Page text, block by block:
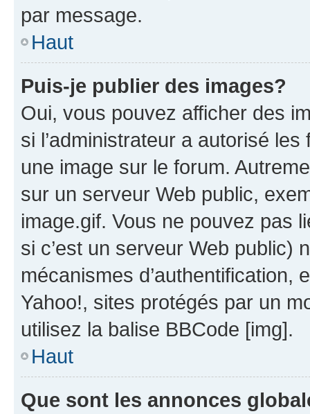
par message.
Haut
Puis-je publier des images?
Oui, vous pouvez afficher des
si l’administrateur a autorisé
une image sur le forum.
sur un serveur Web public,
image.gif. Vous ne pouvez pas
si c’est un serveur Web public)
mécanismes d’authentification,
Yahoo!, sites protégés par un
utilisez la balise BBCode [img].
Haut
Que sont les annonces